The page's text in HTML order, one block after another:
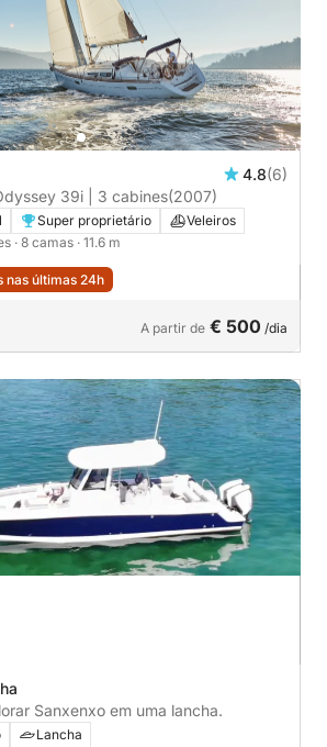
4.8(6)
39i | 3 cabines(2007)
Super proprietário
Veleiros
· 8 camas · 11.6 m
nas últimas 24h
A partir de € 500 /dia
Sanxenxo em uma lancha.
Lancha